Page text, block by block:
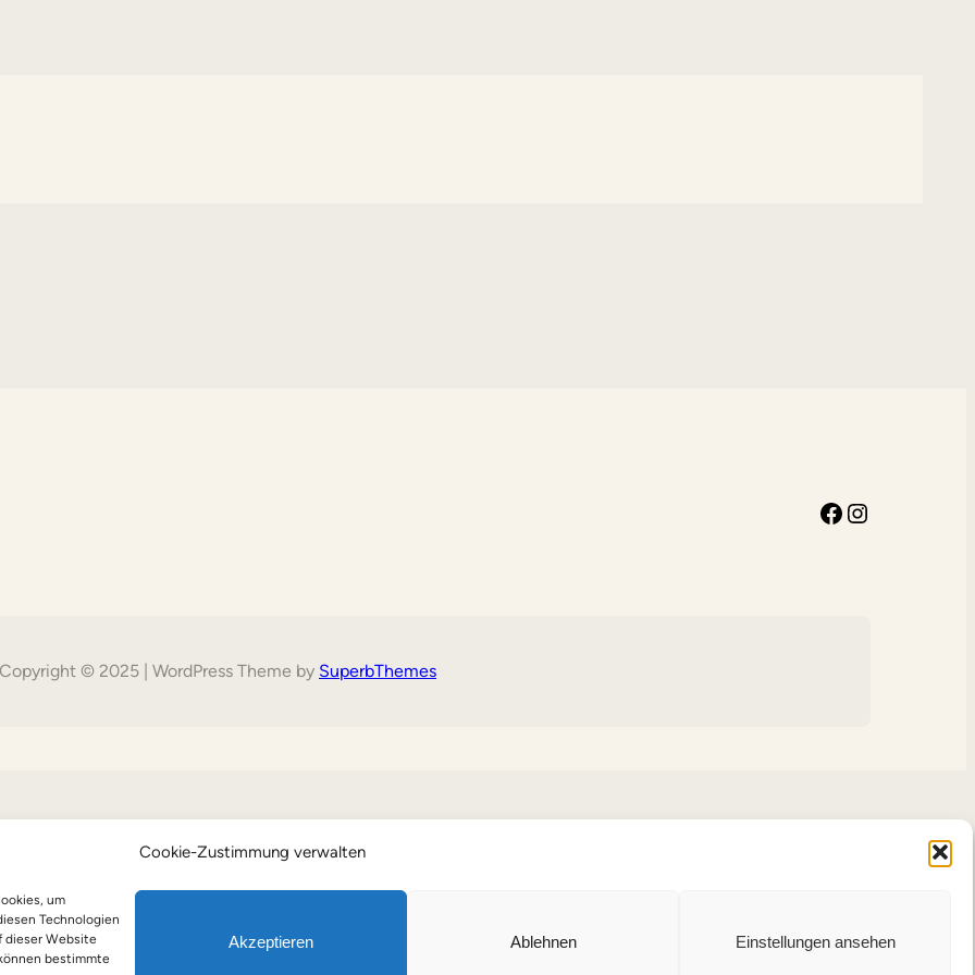
Cookie-Zustimmung verwalten
um
Technologien
dieser Website
bestimmte
Akzeptieren Ablehnen Einstellungen ansehen
Facebook Instagram
Copyright © 2025 | WordPress Theme by SuperbThemes